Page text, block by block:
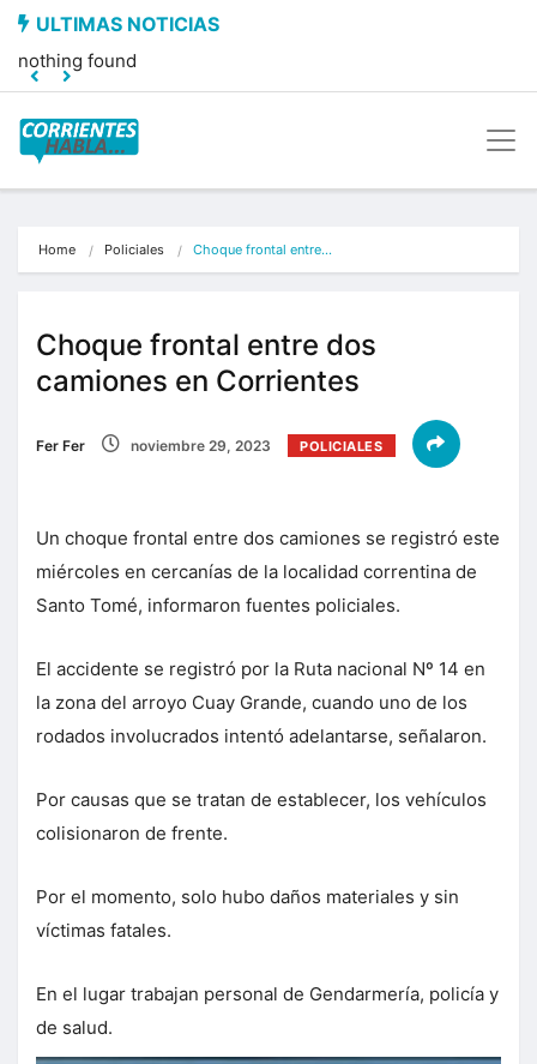
nothing found
Home Policiales Choque frontal entre…
Choque frontal entre dos
camiones en Corrientes
Fer Fer noviembre 29, 2023 POLICIALES
Un choque frontal entre dos camiones se registró este
miércoles en cercanías de la localidad correntina de
Santo Tomé, informaron fuentes policiales.
El accidente se registró por la Ruta nacional Nº 14 en
la zona del arroyo Cuay Grande, cuando uno de los
rodados involucrados intentó adelantarse, señalaron.
Por causas que se tratan de establecer, los vehículos
colisionaron de frente.
Por el momento, solo hubo daños materiales y sin
víctimas fatales.
En el lugar trabajan personal de Gendarmería, policía y
de salud.